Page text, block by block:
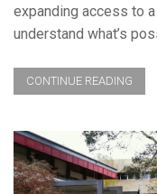
expanding access to
understand what’s
CONTINUE READING